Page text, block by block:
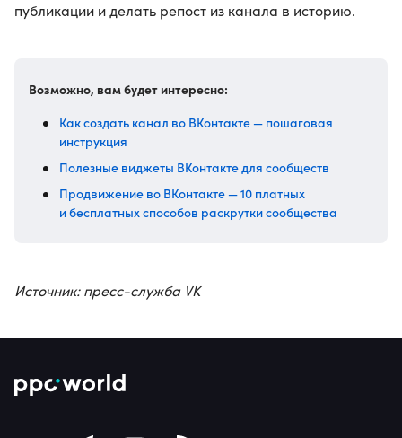
публикации и делать репост из канала в историю.
Возможно, вам будет интересно:
Как создать канал во ВКонтакте — пошаговая
инструкция
Полезные виджеты ВКонтакте для сообществ
Продвижение во ВКонтакте — 10 платных
и бесплатных способов раскрутки сообщества
Источник: пресс-служба VK